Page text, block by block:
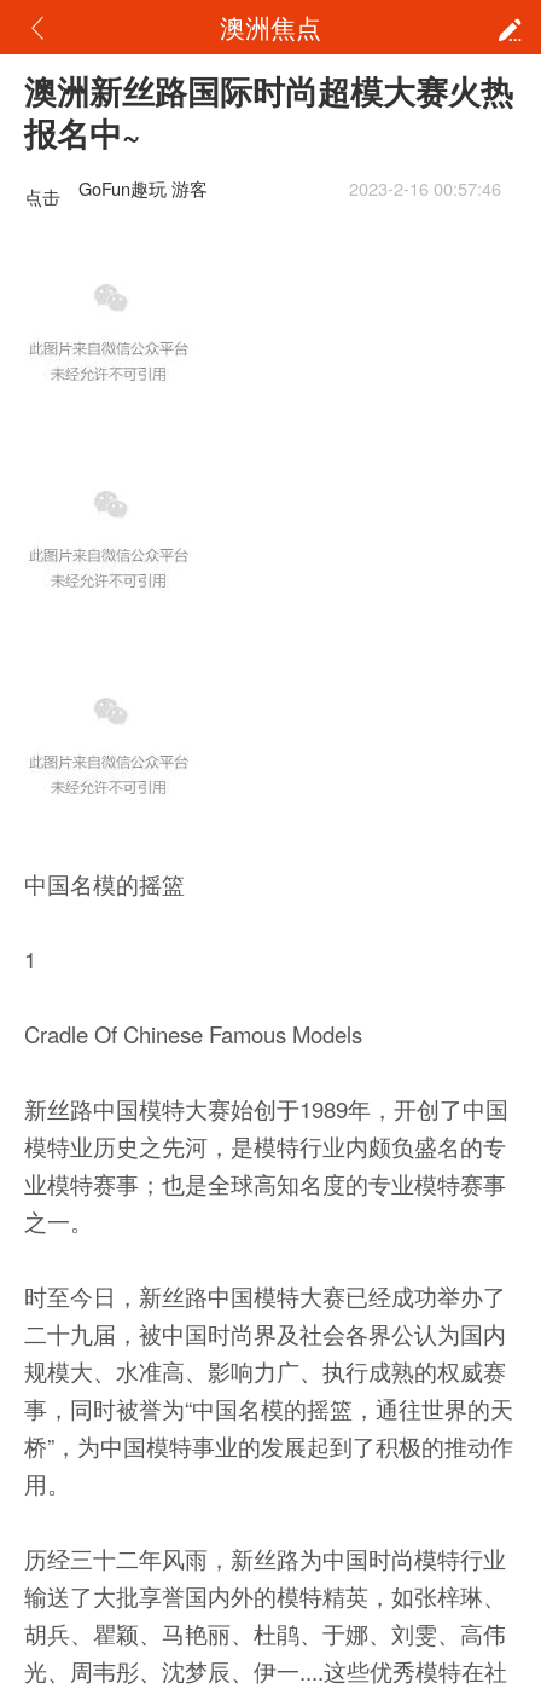
澳洲焦点
澳洲新丝路国际时尚超模大赛火热
报名中~
点击
GoFun趣玩 游客 2023-2-16 00:57:46
中国名模的摇篮
1
Cradle Of Chinese Famous Models
新丝路中国模特大赛始创于1989年，开创了中国
模特业历史之先河，是模特行业内颇负盛名的专
业模特赛事；也是全球高知名度的专业模特赛事
之一。
时至今日，新丝路中国模特大赛已经成功举办了
二十九届，被中国时尚界及社会各界公认为国内
规模大、水准高、影响力广、执行成熟的权威赛
事，同时被誉为“中国名模的摇篮，通往世界的天
桥”，为中国模特事业的发展起到了积极的推动作
用。
历经三十二年风雨，新丝路为中国时尚模特行业
输送了大批享誉国内外的模特精英，如张梓琳、
胡兵、瞿颖、马艳丽、杜鹃、于娜、刘雯、高伟
光、周韦彤、沈梦辰、伊一....这些优秀模特在社